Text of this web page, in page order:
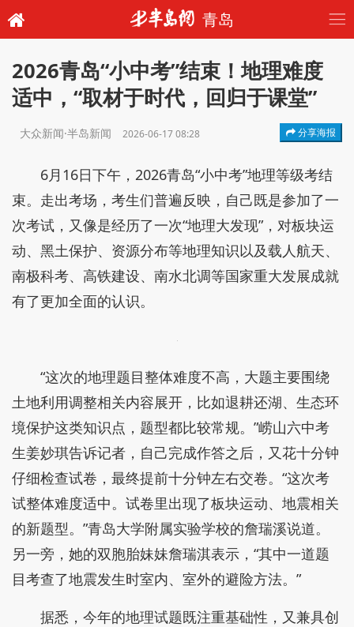
青岛
2026青岛“小中考”结束！地理难度
适中，“取材于时代，回归于课堂”
大众新闻·半岛新闻 2026-06-17 08:28 分享海报
6月16日下午，2026青岛“小中考”地理等级考结
束。走出考场，考生们普遍反映，自己既是参加了一
次考试，又像是经历了一次“地理大发现”，对板块运
动、黑土保护、资源分布等地理知识以及载人航天、
南极科考、高铁建设、南水北调等国家重大发展成就
有了更加全面的认识。
“这次的地理题目整体难度不高，大题主要围绕
土地利用调整相关内容展开，比如退耕还湖、生态环
境保护这类知识点，题型都比较常规。”崂山六中考
生姜妙琪告诉记者，自己完成作答之后，又花十分钟
仔细检查试卷，最终提前十分钟左右交卷。“这次考
试整体难度适中。试卷里出现了板块运动、地震相关
的新题型。”青岛大学附属实验学校的詹瑞溪说道。
另一旁，她的双胞胎妹妹詹瑞淇表示，“其中一道题
目考查了地震发生时室内、室外的避险方法。”
据悉，今年的地理试题既注重基础性，又兼具创